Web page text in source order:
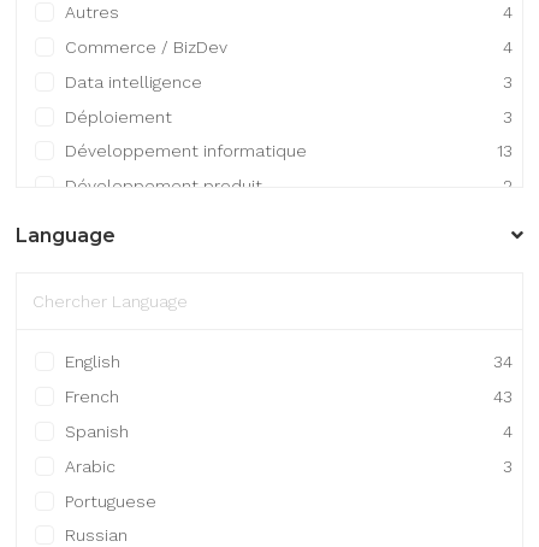
Autres
4
Commerce / BizDev
4
Data intelligence
3
Déploiement
3
Développement informatique
13
Développement produit
2
Maintenance / Support technique
1
Language
English
34
French
43
Spanish
4
Arabic
3
Portuguese
Russian